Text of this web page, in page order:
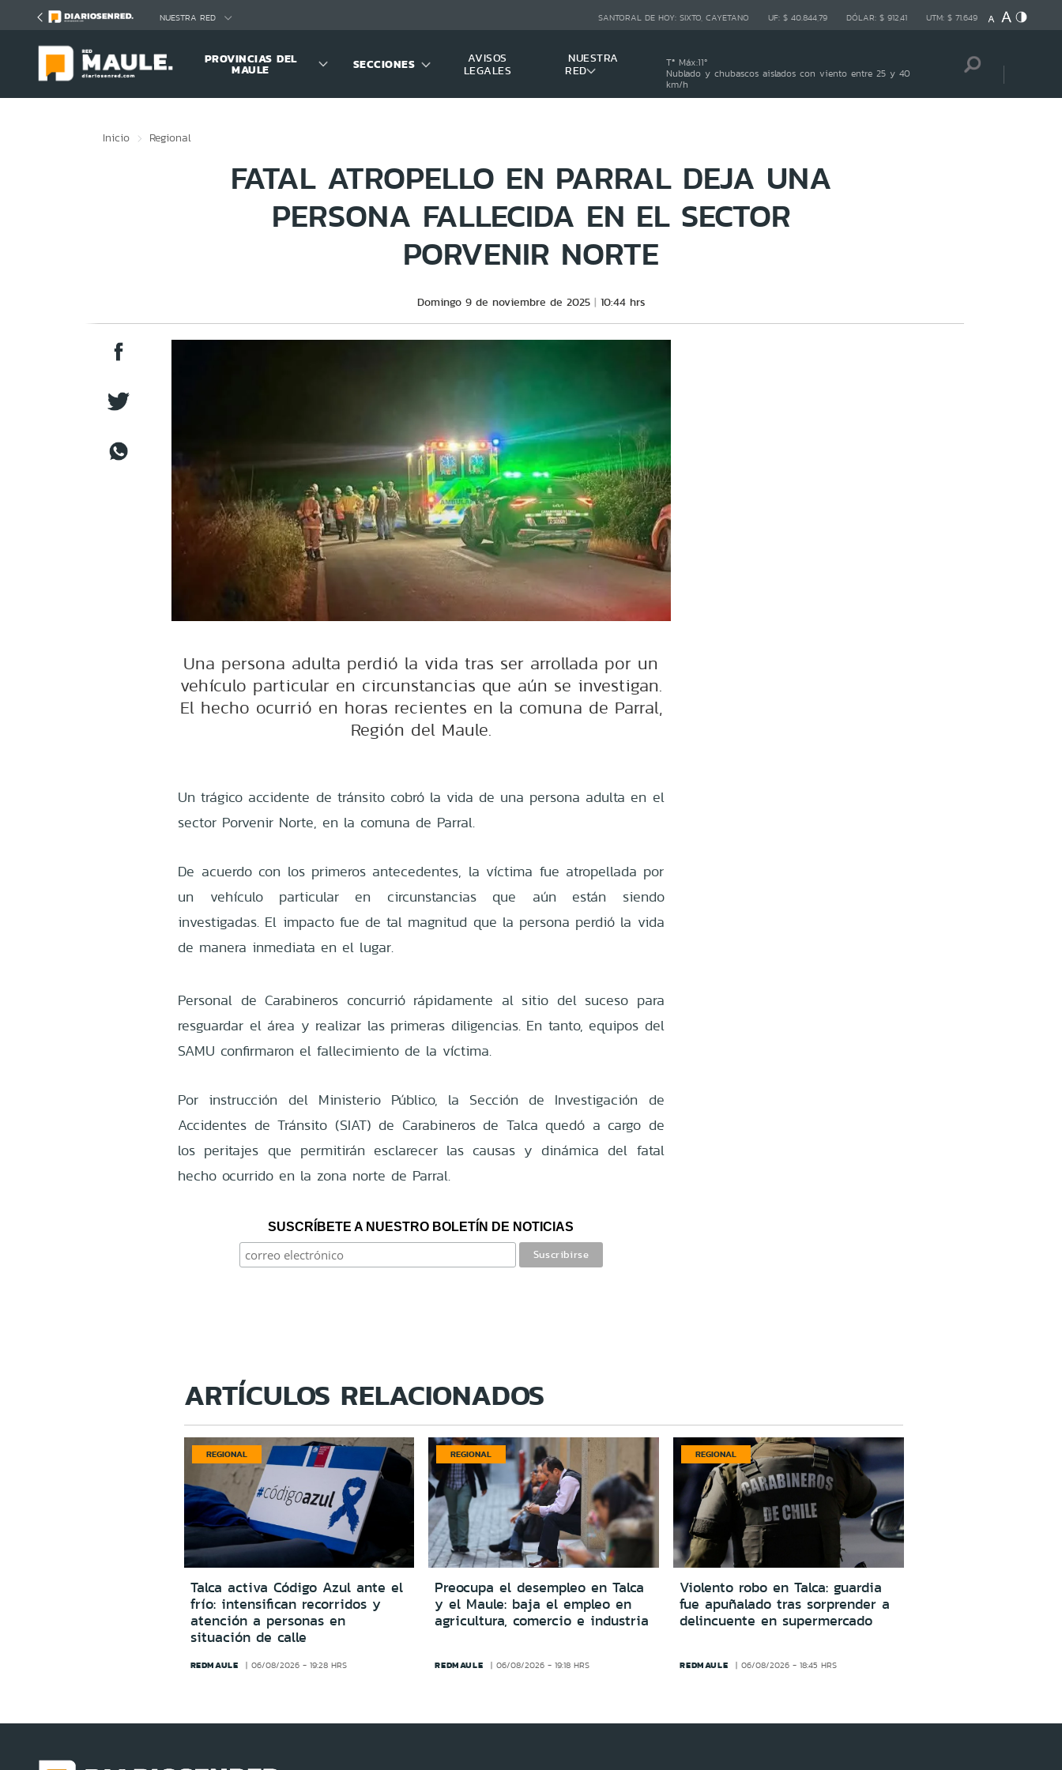
NUESTRA RED SANTORAL DE HOY: SIXTO, CAYETANO UF: $ 40.844,79 DÓLAR: $ 912,41 UTM: $ 71.649
PROVINCIAS DEL
MAULE SECCIONES
AVISOS
LEGALES
NUESTRA
RED
Tª Máx:11º
Nublado y chubascos aislados con viento entre 25 y 40
km/h
Inicio Regional
FATAL ATROPELLO EN PARRAL DEJA UNA
PERSONA FALLECIDA EN EL SECTOR
PORVENIR NORTE
Domingo 9 de noviembre de 2025 10:44 hrs
Una persona adulta perdió la vida tras ser arrollada por un
vehículo particular en circunstancias que aún se investigan.
El hecho ocurrió en horas recientes en la comuna de Parral,
Región del Maule.
Un trágico accidente de tránsito cobró la vida de una persona adulta en el
sector Porvenir Norte, en la comuna de Parral.
De acuerdo con los primeros antecedentes, la víctima fue atropellada por
un vehículo particular en circunstancias que aún están siendo
investigadas. El impacto fue de tal magnitud que la persona perdió la vida
de manera inmediata en el lugar.
Personal de Carabineros concurrió rápidamente al sitio del suceso para
resguardar el área y realizar las primeras diligencias. En tanto, equipos del
SAMU confirmaron el fallecimiento de la víctima.
Por instrucción del Ministerio Público, la Sección de Investigación de
Accidentes de Tránsito (SIAT) de Carabineros de Talca quedó a cargo de
los peritajes que permitirán esclarecer las causas y dinámica del fatal
hecho ocurrido en la zona norte de Parral.
SUSCRÍBETE A NUESTRO BOLETÍN DE NOTICIAS
ARTÍCULOS RELACIONADOS
REGIONAL
Talca activa Código Azul ante el
frío: intensifican recorridos y
atención a personas en
situación de calle
REDMAULE 06/08/2026 - 19:28 HRS
REGIONAL
Preocupa el desempleo en Talca
y el Maule: baja el empleo en
agricultura, comercio e industria
REDMAULE 06/08/2026 - 19:18 HRS
REGIONAL
Violento robo en Talca: guardia
fue apuñalado tras sorprender a
delincuente en supermercado
REDMAULE 06/08/2026 - 18:45 HRS